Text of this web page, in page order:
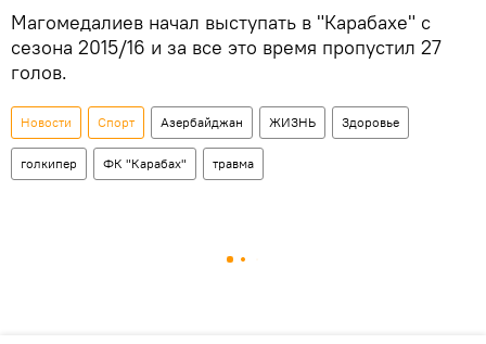
Магомедалиев начал выступать в "Карабахе" с
сезона 2015/16 и за все это время пропустил 27
голов.
Новости Спорт Азербайджан ЖИЗНЬ Здоровье
голкипер ФК "Карабах" травма